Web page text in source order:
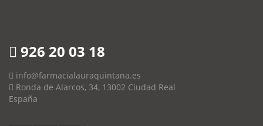
926 20 03 18
info@farmacialauraquintana.es
Ronda de Alarcos, 34, 13002 Ciudad Real
España